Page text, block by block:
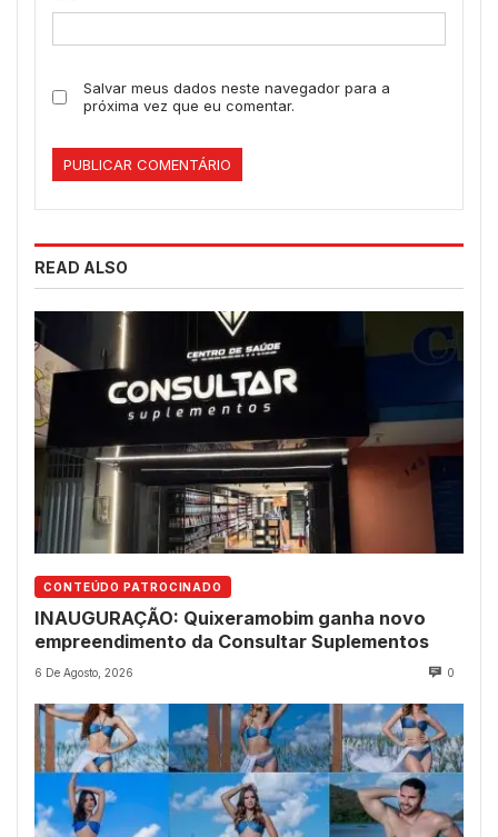
Salvar meus dados neste navegador para a
próxima vez que eu comentar.
READ ALSO
CONTEÚDO PATROCINADO
INAUGURAÇÃO: Quixeramobim ganha novo
empreendimento da Consultar Suplementos
6 De Agosto, 2026 0